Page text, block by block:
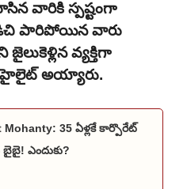
వారికి స్పష్టంగా
పారిపోయిన వారు
జైలుకెళ్లిన వ్యక్తిగా
హైలైట్ అయ్యారు.
Mohanty: 35 ఏళ్లకే కార్పొరేట్
బైబై! ఎందుకు?